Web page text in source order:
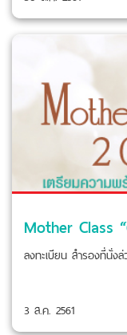
Mother Class
ลงทะเบียน สำรองที่นั่ง
3 ส.ค. 2561